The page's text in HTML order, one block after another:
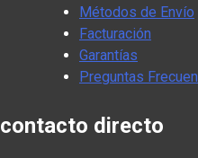
Métodos de Envío
Facturación
Garantías
Preguntas
contacto directo